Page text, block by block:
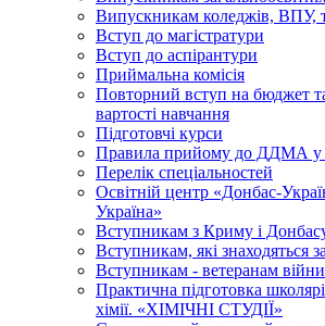
Випускникам коледжів, ВПУ,
Вступ до магістратури
Вступ до аспірантури
Приймальна комісія
Повторний вступ на бюджет
вартості навчання
Підготовчі курси
Правила прийому до ДДМА у
Перелік спеціальностей
Освітній центр «Донбас-
Україна»
Вступникам з Криму і
Вступникам, які знаходяться
Вступникам - ветеранам війни
Практична підготовка
хімії. «ХІМІЧНІ СТУДІЇ»